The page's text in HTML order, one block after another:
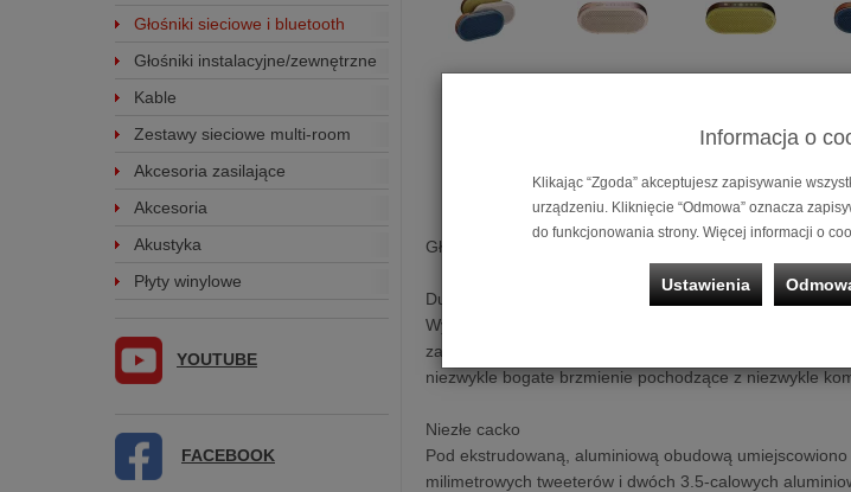
Głośnik Bluetooth Dali Katch
Duńscy specjaliści od głośników z najwyższej półki
Wyznaczając nowe standardy dla przenośnych
zaawansowanej technologii DALI oraz unikatowej
niezwykle bogate brzmienie pochodzące z niezwykle
Niezłe cacko
Pod ekstrudowaną, aluminiową obudową
milimetrowych tweeterów i dwóch 3.5-calowych
Głośniki sieciowe i bluetooth
Głośniki instalacyjne/zewnętrzne
Kable
Zestawy sieciowe multi-room
Akcesoria zasilające
Akcesoria
Akustyka
Płyty winylowe
YOUTUBE
FACEBOOK
Informacja o
Klikając “Zgoda” akceptujesz zapisywanie
urządzeniu. Kliknięcie “Odmowa” oznacza
do funkcjonowania strony. Więcej informacji o
Ustawienia